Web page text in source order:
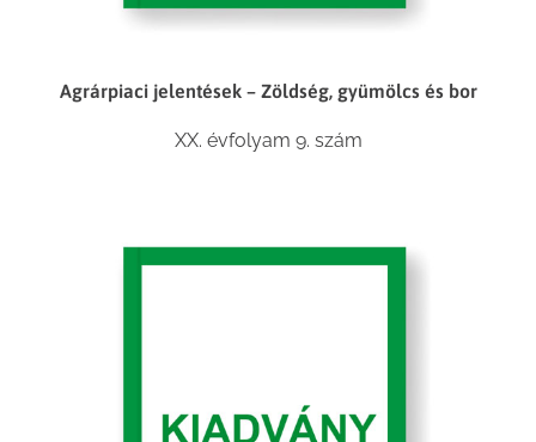
Agrárpiaci jelentések – Zöldség, gyümölcs és bor
XX. évfolyam 9. szám